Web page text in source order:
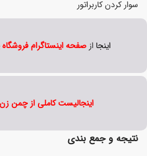
سوار کردن کاربراتور
اینجا ازصفحه اینستاگرام
اینجالیست کاملی ازچمن زن
نتیجه و جمع بندی